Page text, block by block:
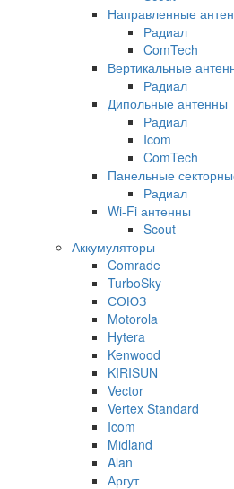
Направленные
Радиал
ComTech
Вертикальные
Радиал
Дипольные антенны
Радиал
Icom
ComTech
Панельные
Радиал
Wi-Fi антенны
Scout
Аккумуляторы
Comrade
TurboSky
СОЮЗ
Motorola
Hytera
Kenwood
KIRISUN
Vector
Vertex Standard
Icom
Midland
Alan
Аргут